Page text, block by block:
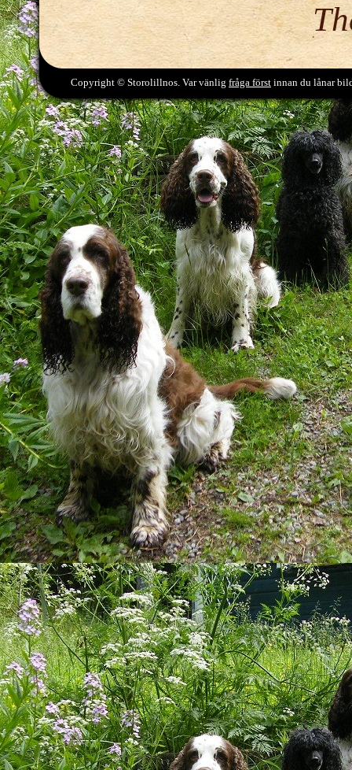
Copyright © Storolillnos. Var vänlig fråga först innan du lånar